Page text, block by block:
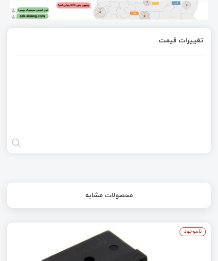
تغییرات قیمت
محصولات مشابه
ناموجود